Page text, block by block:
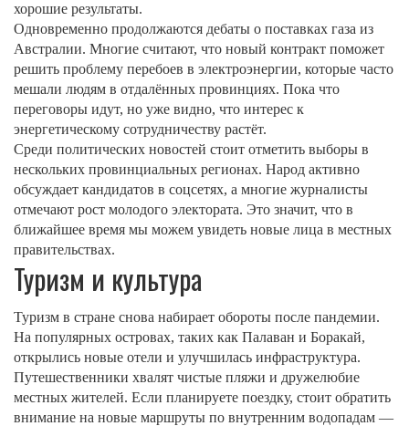
хорошие результаты.
Одновременно продолжаются дебаты о поставках газа из
Австралии. Многие считают, что новый контракт поможет
решить проблему перебоев в электроэнергии, которые часто
мешали людям в отдалённых провинциях. Пока что
переговоры идут, но уже видно, что интерес к
энергетическому сотрудничеству растёт.
Среди политических новостей стоит отметить выборы в
нескольких провинциальных регионах. Народ активно
обсуждает кандидатов в соцсетях, а многие журналисты
отмечают рост молодого электората. Это значит, что в
ближайшее время мы можем увидеть новые лица в местных
правительствах.
Туризм и культура
Туризм в стране снова набирает обороты после пандемии.
На популярных островах, таких как Палаван и Боракай,
открылись новые отели и улучшилась инфраструктура.
Путешественники хвалят чистые пляжи и дружелюбие
местных жителей. Если планируете поездку, стоит обратить
внимание на новые маршруты по внутренним водопадам —